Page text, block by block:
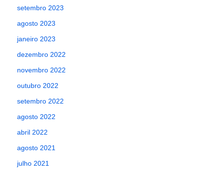
setembro 2023
agosto 2023
janeiro 2023
dezembro 2022
novembro 2022
outubro 2022
setembro 2022
agosto 2022
abril 2022
agosto 2021
julho 2021